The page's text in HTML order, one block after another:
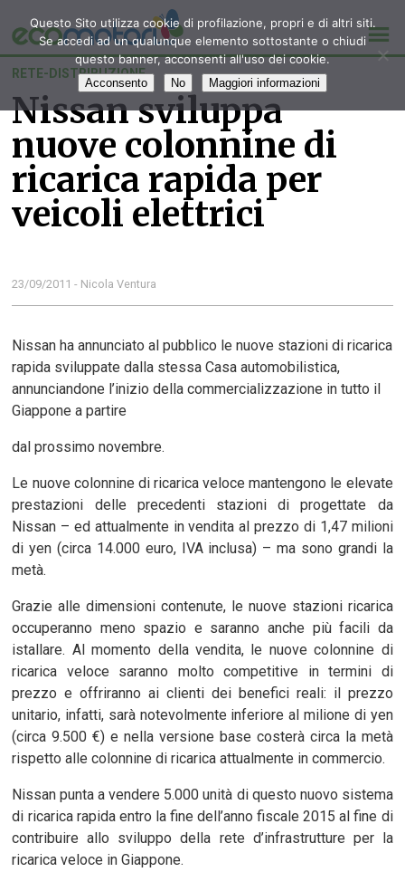
RETE-DISTRIBUZIONE
Nissan sviluppa
nuove colonnine di
ricarica rapida per
veicoli elettrici
23/09/2011 - Nicola Ventura
Nissan ha annunciato al pubblico le nuove stazioni di ricarica
rapida sviluppate dalla stessa Casa automobilistica,
annunciandone l’inizio della commercializzazione in tutto il
Giappone a partire
dal prossimo novembre.
Le nuove colonnine di ricarica veloce mantengono le elevate
prestazioni delle precedenti stazioni di progettate da
Nissan – ed attualmente in vendita al prezzo di 1,47 milioni
di yen (circa 14.000 euro, IVA inclusa) – ma sono grandi la
metà.
Grazie alle dimensioni contenute, le nuove stazioni ricarica
occuperanno meno spazio e saranno anche più facili da
istallare. Al momento della vendita, le nuove colonnine di
ricarica veloce saranno molto competitive in termini di
prezzo e offriranno ai clienti dei benefici reali: il prezzo
unitario, infatti, sarà notevolmente inferiore al milione di yen
(circa 9.500 €) e nella versione base costerà circa la metà
rispetto alle colonnine di ricarica attualmente in commercio.
Nissan punta a vendere 5.000 unità di questo nuovo sistema
di ricarica rapida entro la fine dell’anno fiscale 2015 al fine di
contribuire allo sviluppo della rete d’infrastrutture per la
ricarica veloce in Giappone.
Questo Sito utilizza cookie di profilazione, propri e di altri siti.
Se accedi ad un qualunque elemento sottostante o chiudi
questo banner, acconsenti all'uso dei cookie.
Acconsento No Maggiori informazioni